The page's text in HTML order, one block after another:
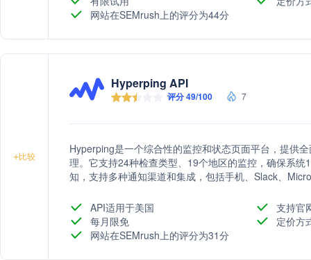
网站在SEMrush上的评分为44分
+比较
Hyperping API
评分 49/100 7
Hyperping是一个综合性的监控和状态页面平台，提供
理。它支持24种检查类型、19个地区的监控，确保系
知，支持多种通知渠道和集成，包括手机、Slack、
状态页面。Hyperping致力于提供高性价比的服务，专
API适用于美国
支持官
每月限免
定价方
网站在SEMrush上的评分为31分